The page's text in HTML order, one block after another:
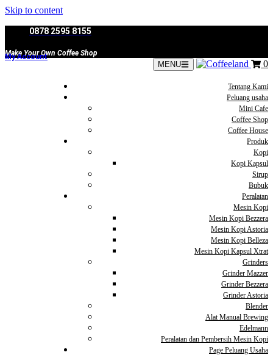
Skip to content
0878 2595 8155
Make Your Own Coffee Shop
My Account
MENU 0
Tentang Kami
Peluang usaha
Mini Cafe
Coffee Shop
Coffee House
Produk
Kopi
Kopi Kapsul
Sirup
Bubuk
Peralatan
Mesin Kopi
Mesin Kopi Bezzera
Mesin Kopi Astoria
Mesin Kopi Belleza
Mesin Kopi Kapsul Xtrat
Grinders
Grinder Mazzer
Grinder Bezzera
Grinder Astoria
Blender
Alat Manual Brewing
Edelmann
Peralatan dan Pembersih Mesin Kopi
Page Peluang Usaha